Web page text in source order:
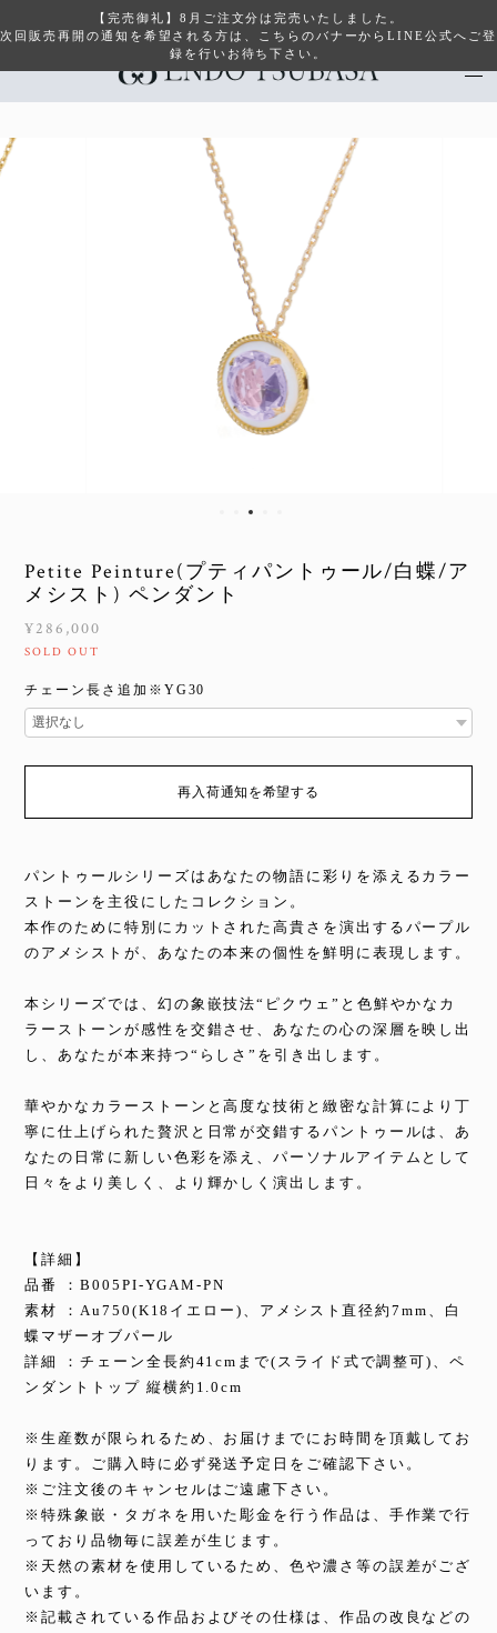
【完売御礼】8月ご注文分は完売いたしました。
次回販売再開の通知を希望される方は、こちらのバナーからLINE公式へご登
録を行いお待ち下さい。
Petite Peinture(プティパントゥール/白蝶/ア
メシスト) ペンダント
¥286,000
SOLD OUT
チェーン長さ追加※YG30
再入荷通知を希望する
パントゥールシリーズはあなたの物語に彩りを添えるカラー
ストーンを主役にしたコレクション。
本作のために特別にカットされた高貴さを演出するパープル
のアメシストが、あなたの本来の個性を鮮明に表現します。
本シリーズでは、幻の象嵌技法“ピクウェ”と色鮮やかなカ
ラーストーンが感性を交錯させ、あなたの心の深層を映し出
し、あなたが本来持つ“らしさ”を引き出します。
華やかなカラーストーンと高度な技術と緻密な計算により丁
寧に仕上げられた贅沢と日常が交錯するパントゥールは、あ
なたの日常に新しい色彩を添え、パーソナルアイテムとして
日々をより美しく、より輝かしく演出します。
【詳細】
品番 ：B005PI-YGAM-PN
素材 ：Au750(K18イエロー)、アメシスト直径約7mm、白
蝶マザーオブパール
詳細 ：チェーン全長約41cmまで(スライド式で調整可)、ペ
ンダントトップ 縦横約1.0cm
※生産数が限られるため、お届けまでにお時間を頂戴してお
ります。ご購入時に必ず発送予定日をご確認下さい。
※ご注文後のキャンセルはご遠慮下さい。
※特殊象嵌・タガネを用いた彫金を行う作品は、手作業で行
っており品物毎に誤差が生じます。
※天然の素材を使用しているため、色や濃さ等の誤差がござ
います。
※記載されている作品およびその仕様は、作品の改良などの